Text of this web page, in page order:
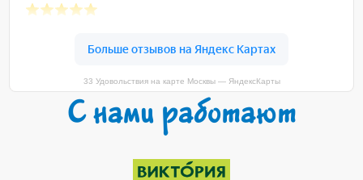
33 Удовольствия на карте Москвы — ЯндексКарты
С нами работают